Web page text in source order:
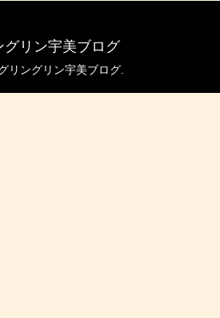
グリン宇美ブログ
リングリン宇美ブログ.